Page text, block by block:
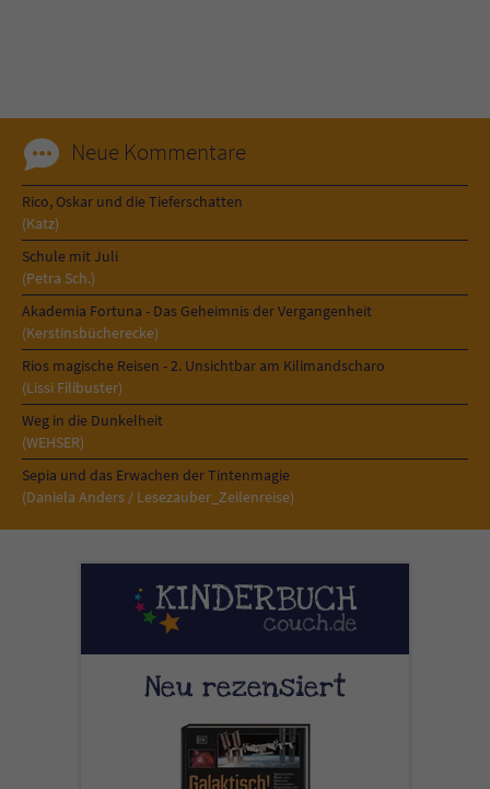
Neue Kommentare
Rico, Oskar und die Tieferschatten
(Katz)
Schule mit Juli
(Petra Sch.)
Akademia Fortuna - Das Geheimnis der Vergangenheit
(Kerstinsbücherecke)
Rios magische Reisen - 2. Unsichtbar am Kilimandscharo
(Lissi Filibuster)
Weg in die Dunkelheit
(WEHSER)
Sepia und das Erwachen der Tintenmagie
(Daniela Anders / Lesezauber_Zeilenreise)
Neu rezensiert